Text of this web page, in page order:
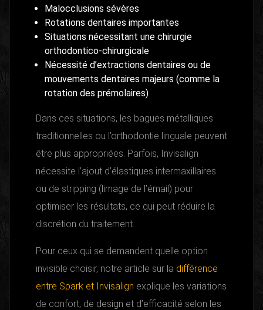
Malocclusions sévères
Rotations dentaires importantes
Situations nécessitant une chirurgie
orthodontico-chirurgicale
Nécessité d’extractions dentaires ou de
mouvements dentaires majeurs (comme la
rotation des prémolaires)
Dans ces situations, les bagues métalliques
traditionnelles ou l’orthodontie linguale peuvent
être plus appropriées. Parfois, Invisalign
nécessite l’ajout d’élastiques intermaxillaires
ou de stripping (limage de l’émail) pour
optimiser les résultats, ce qui peut réduire la
discrétion du traitement.
Pour ceux qui se demandent quelle option
invisible choisir, notre article sur la différence
entre Spark et Invisalign explique les variations
de confort, de design et d’efficacité selon les